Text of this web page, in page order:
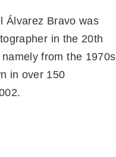
Álvarez Bravo was
in the 20th
from the 1970s
in over 150